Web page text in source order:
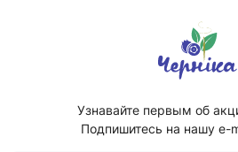
Узнавайте первым об
Подпишитесь на нашу e-